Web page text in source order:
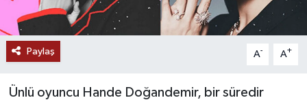
Paylaş A- A+
Ünlü oyuncu Hande Doğandemir, bir süredir